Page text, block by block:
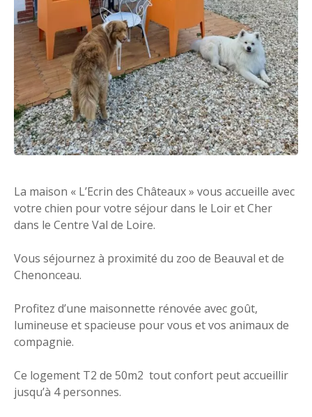
La maison « L’Ecrin des Châteaux » vous accueille avec
votre chien pour votre séjour dans le Loir et Cher
dans le Centre Val de Loire.
Vous séjournez à proximité du zoo de Beauval et de
Chenonceau.
Profitez d’une maisonnette rénovée avec goût,
lumineuse et spacieuse pour vous et vos animaux de
compagnie.
Ce logement T2 de 50m2 tout confort peut accueillir
jusqu’à 4 personnes.